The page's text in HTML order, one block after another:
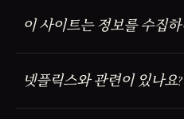
이 사이트는 정보를 수집하
넷플릭스와 관련이 있나요?